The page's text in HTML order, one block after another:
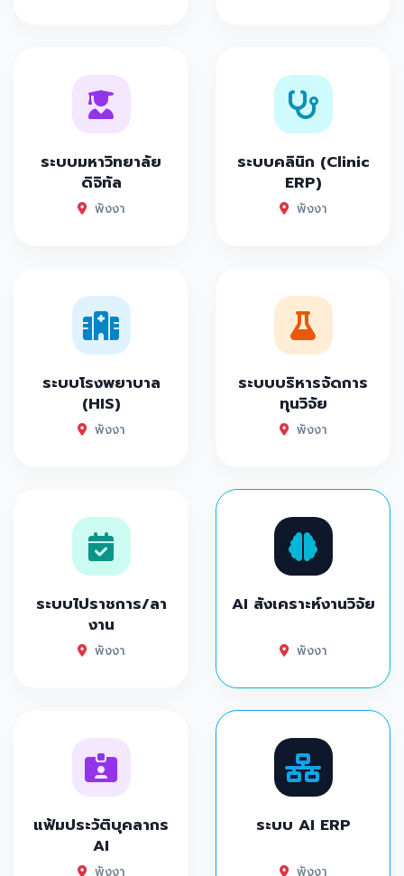
ระบบมหาวิทยาลัย
ดิจิทัล
พังงา
ระบบคลินิก (Clinic
ERP)
พังงา
ระบบโรงพยาบาล
(HIS)
พังงา
ระบบบริหารจัดการ
ทุนวิจัย
พังงา
ระบบไปราชการ/ลา
งาน
พังงา
AI สังเคราะห์งานวิจัย
พังงา
แฟ้มประวัติบุคลากร
AI
พังงา
ระบบ AI ERP
พังงา